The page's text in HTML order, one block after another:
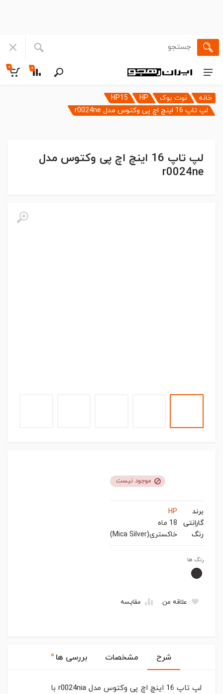
۰ ۰
خانه نوت بوک HP
HP15
لپ تاپ 16 اینچ اچ پی وکتوس مدل r0024ne
لپ تاپ 16 اینچ اچ پی وکتوس مدل
r0024ne
موجود نیست
برند
HP
گارانتی
18 ماه
رنگ
خاکستری(Mica Silver)
رنگ ها
علاقه من مقایسه
شرح مشخصات بررسی ها ۰
لپ تاپ 16 اینچ اچ پی وکتوس مدل r0024nia با